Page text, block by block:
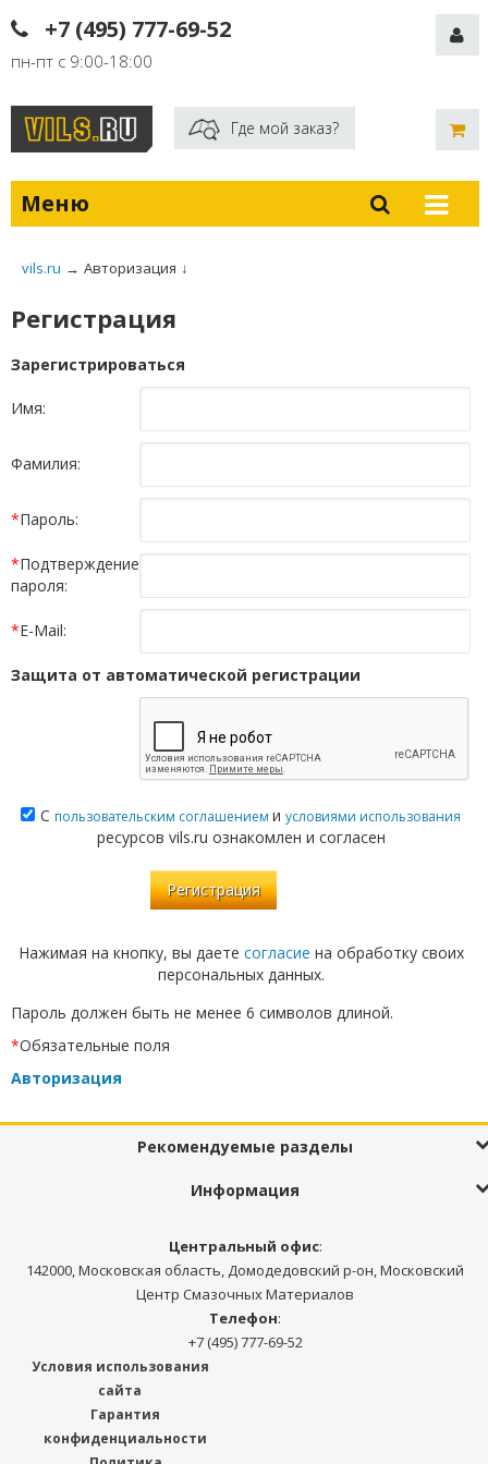
+7 (495) 777-69-52
пн-пт с 9:00-18:00
Где мой заказ?
Меню
vils.ru → Авторизация ↓
Регистрация
Зарегистрироваться
Имя:
Фамилия:
*Пароль:
*Подтверждение
пароля:
*E-Mail:
Защита от автоматической регистрации
С пользовательским соглашением и условиями использования
ресурсов vils.ru ознакомлен и согласен
Нажимая на кнопку, вы даете согласие на обработку своих
персональных данных.
Пароль должен быть не менее 6 символов длиной.
*Обязательные поля
Авторизация
Рекомендуемые разделы
Информация
Центральный офис:
142000, Московская область, Домодедовский р-он, Московский
Центр Смазочных Материалов
Телефон:
+7 (495) 777-69-52
Условия использования
сайта
Гарантия
конфиденциальности